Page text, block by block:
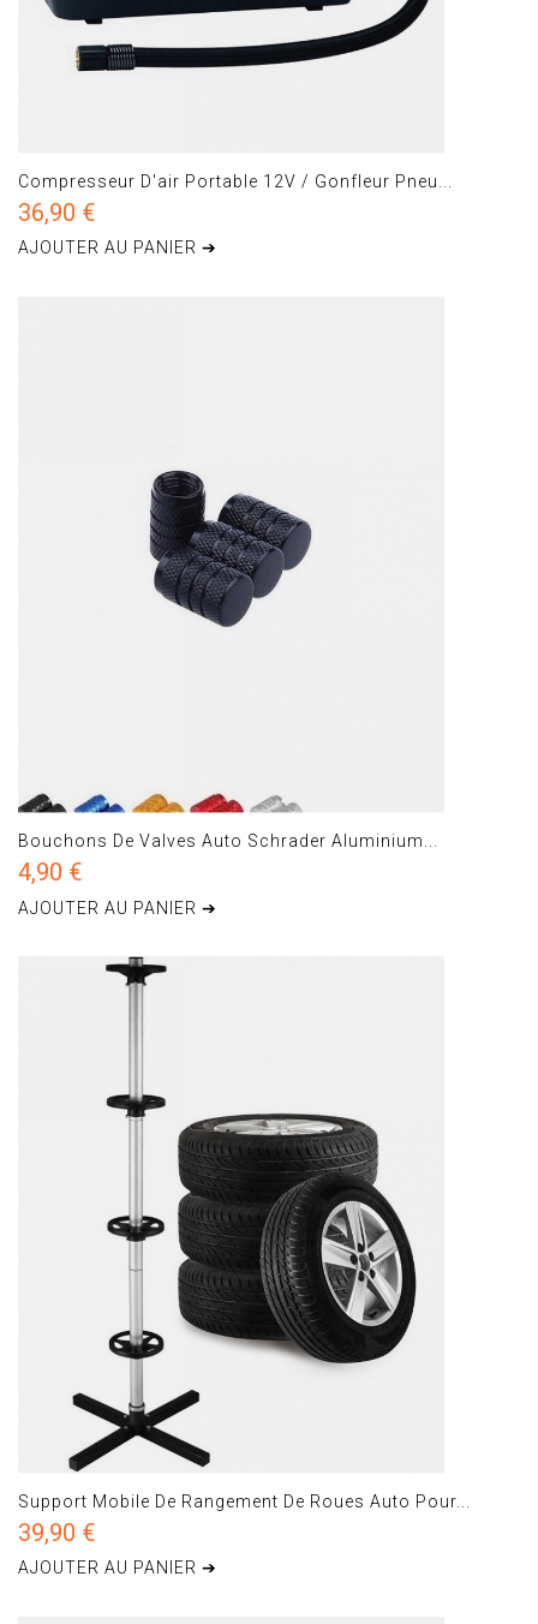
Compresseur D'air Portable 12V / Gonfleur Pneu...
36,90 €
AJOUTER AU PANIER ➔
Bouchons De Valves Auto Schrader Aluminium...
4,90 €
AJOUTER AU PANIER ➔
Support Mobile De Rangement De Roues Auto Pour...
39,90 €
AJOUTER AU PANIER ➔